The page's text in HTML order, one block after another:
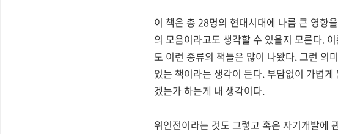
이 책은 총 28명의 현대시대에 나름 큰 영향
의 모음이라고도 생각할 수 있을지 모른다.
도 이런 종류의 책들은 많이 나왔다. 그런 의
있는 책이라는 생각이 든다. 부담없이 가볍
겠는가 하는게 내 생각이다.
위인전이라는 것도 그렇고 혹은 자기개발에